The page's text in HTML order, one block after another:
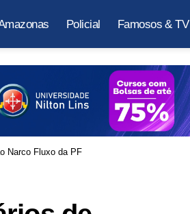
Policial Famosos & TV
Narco Fluxo da PF